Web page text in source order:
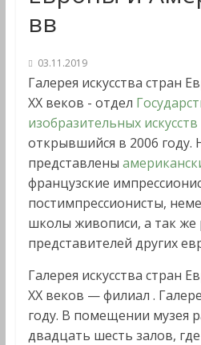
вв
03.11.2019
Галерея искусства стран
XX веков - отдел
изобразительных искусств
открывшийся в 2006 году.
представлены
французские
постимпрессионисты,
школы живописи, а так же
представителей других
Галерея искусства стран
XX веков — филиал .
году. В помещении музея
двадцать шесть залов,